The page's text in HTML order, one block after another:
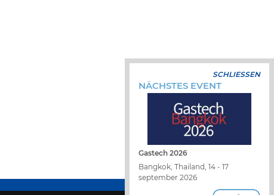
SCHLIESSEN
NÄCHSTES EVENT
Gastech 2026
Bangkok, Thailand, 14 - 17
september 2026